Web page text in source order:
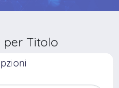
per Titolo